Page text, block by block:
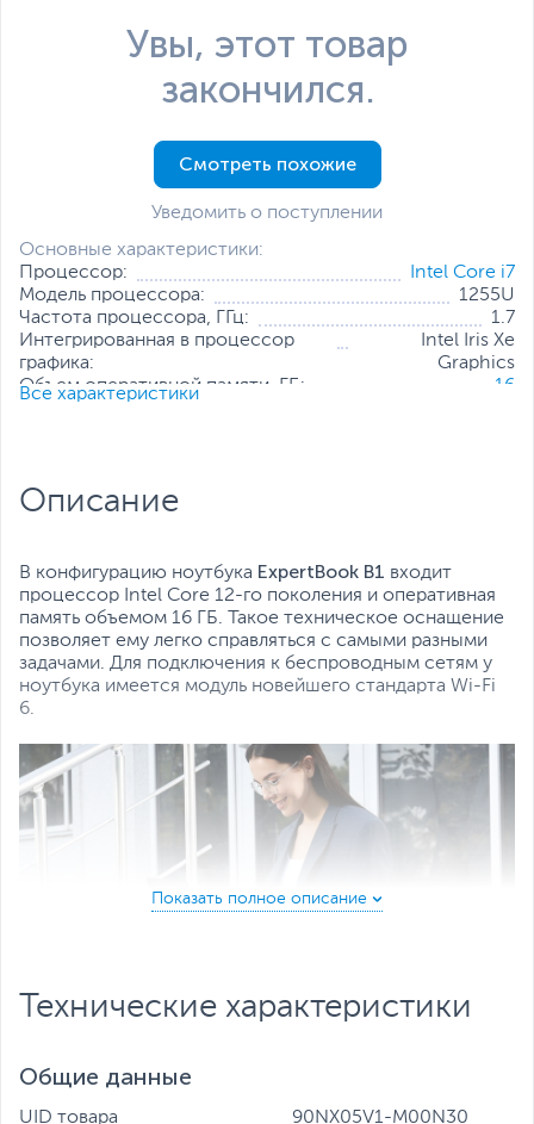
Основные характеристики:
Процессор:
Intel Core i7
Модель процессора:
1255U
Частота процессора, ГГц:
1.7
Интегрированная в процессор
графика:
Intel Iris Xe
Graphics
Объем оперативной памяти, ГБ:
16
Твердотельный накопитель:
Операционная система:
Windows 11 Pro (x64)
Все характеристики
Все характеристики
Увы, этот товар
закончился.
Смотреть похожие
Уведомить о поступлении
Описание
В конфигурацию ноутбука ExpertBook B1 входит
процессор Intel Core 12-го поколения и оперативная
память объемом 16 ГБ. Такое техническое оснащение
позволяет ему легко справляться с самыми разными
задачами. Для подключения к беспроводным сетям у
ноутбука имеется модуль новейшего стандарта Wi-Fi
6.
Технические характеристики
Общие данные
UID товара 90NX05V1-M00N30